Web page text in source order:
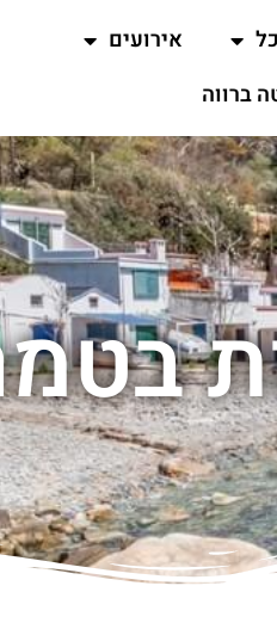
אירועים
ברווה